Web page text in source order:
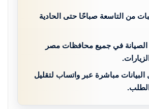
من التاسعة صباحًا حتى الحادية
في جميع محافظات مصر
البيانات مباشرة عبر واتساب لتقليل